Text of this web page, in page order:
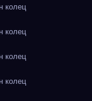
колец
колец
колец
колец